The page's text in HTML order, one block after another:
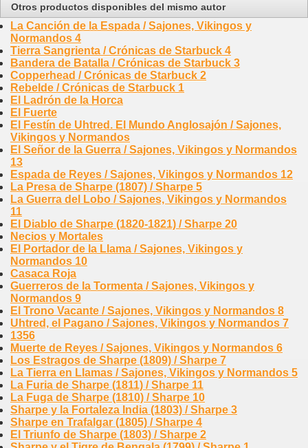
Otros productos disponibles del mismo autor
La Canción de la Espada / Sajones, Vikingos y
Normandos 4
Tierra Sangrienta / Crónicas de Starbuck 4
Bandera de Batalla / Crónicas de Starbuck 3
Copperhead / Crónicas de Starbuck 2
Rebelde / Crónicas de Starbuck 1
El Ladrón de la Horca
El Fuerte
El Festín de Uhtred. El Mundo Anglosajón / Sajones,
Vikingos y Normandos
El Señor de la Guerra / Sajones, Vikingos y Normandos
13
Espada de Reyes / Sajones, Vikingos y Normandos 12
La Presa de Sharpe (1807) / Sharpe 5
La Guerra del Lobo / Sajones, Vikingos y Normandos
11
El Diablo de Sharpe (1820-1821) / Sharpe 20
Necios y Mortales
El Portador de la Llama / Sajones, Vikingos y
Normandos 10
Casaca Roja
Guerreros de la Tormenta / Sajones, Vikingos y
Normandos 9
El Trono Vacante / Sajones, Vikingos y Normandos 8
Uhtred, el Pagano / Sajones, Vikingos y Normandos 7
1356
Muerte de Reyes / Sajones, Vikingos y Normandos 6
Los Estragos de Sharpe (1809) / Sharpe 7
La Tierra en Llamas / Sajones, Vikingos y Normandos 5
La Furia de Sharpe (1811) / Sharpe 11
La Fuga de Sharpe (1810) / Sharpe 10
Sharpe y la Fortaleza India (1803) / Sharpe 3
Sharpe en Trafalgar (1805) / Sharpe 4
El Triunfo de Sharpe (1803) / Sharpe 2